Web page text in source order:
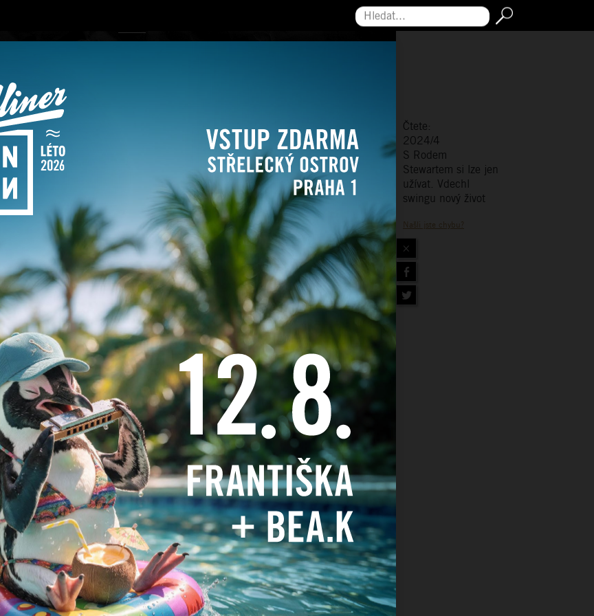
Hledat...
Čtete:
2024/4
S Rodem
Stewartem si lze jen
užívat. Vdechl
swingu nový život
Našli jste chybu?
×